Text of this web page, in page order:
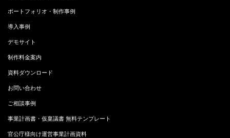
ポートフォリオ・制作事例
導入事例
デモサイト
制作料金案内
資料ダウンロード
お問い合わせ
ご相談事例
事業計画書・仮稟議書 無料テンプレート
官公庁様向け運営事業計画資料